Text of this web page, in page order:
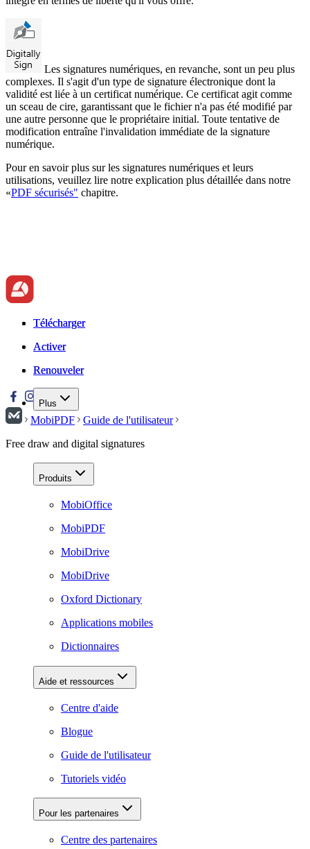
Les signatures numériques, en revanche, sont un peu plus
complexes. Il s'agit d'un type de signature électronique dont la
validité est liée à un certificat numérique. Ce certificat agit comme
un sceau de cire, garantissant que le fichier n'a pas été modifié par
une autre personne que le propriétaire initial. Toute tentative de
modification entraîne l'invalidation immédiate de la signature
numérique.
Pour en savoir plus sur les signatures numériques et leurs
utilisations, veuillez lire notre explication plus détaillée dans notre
«PDF sécurisés" chapitre.
Télécharger
Activer
Renouveler
Plus
Télécharger
Activer
Renouveler
MobiPDF
Guide de l'utilisateur
Free draw and digital signatures
Produits
MobiOffice
MobiPDF
MobiDrive
MobiDrive
Oxford Dictionary
Applications mobiles
Dictionnaires
Aide et ressources
Centre d'aide
Blogue
Guide de l'utilisateur
Tutoriels vidéo
Pour les partenaires
Centre des partenaires